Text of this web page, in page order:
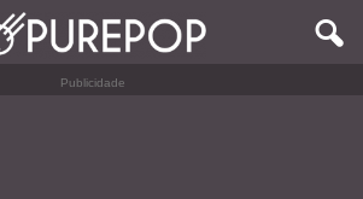
Publicidade